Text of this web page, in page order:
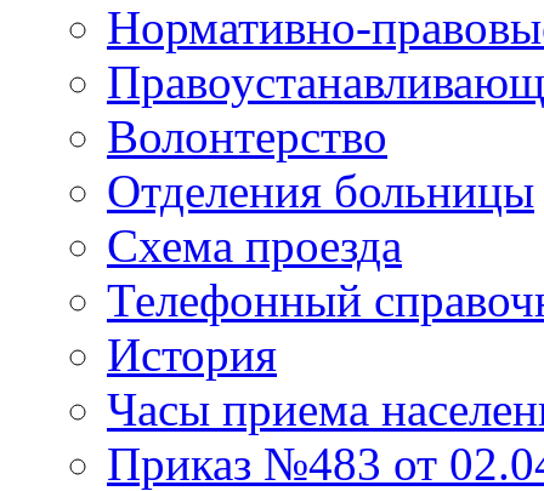
Нормативно-
Волонтерство
Отделения больницы
Схема проезда
Телефонный
История
Часы приема
Приказ №483 от